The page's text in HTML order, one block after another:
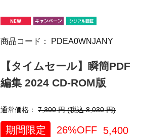
商品コード： PDEA0WNJANY
【タイムセール】瞬簡PDF
編集 2024 CD-ROM版
通常価格： 7,300円 (税込8,030円)
期間限定 26%OFF 5,400